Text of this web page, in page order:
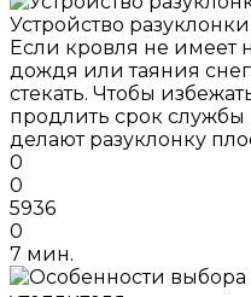
Устройство
Если кровля не имеет
дождя или таяния
стекать. Чтобы
продлить срок
делают разуклонку
0
0
5936
0
7 мин.